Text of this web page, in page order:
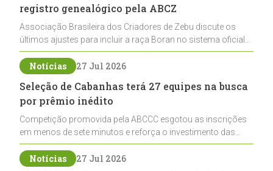
registro genealógico pela ABCZ
Associação Brasileira dos Criadores de Zebu discute os
últimos ajustes para incluir a raça Boran no sistema oficial
de registros, abrindo caminho para sua expansão na
pecuária nacional
Notícias 27 Jul 2026
Seleção de Cabanhas terá 27 equipes na busca
por prêmio inédito
Competição promovida pela ABCCC esgotou as inscrições
em menos de sete minutos e reforça o investimento das
cabanhas na seleção genética de Cavalos Crioulos voltados
ao laço
Notícias 27 Jul 2026